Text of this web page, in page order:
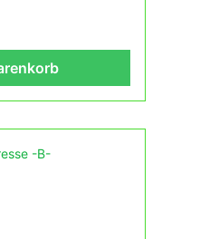
einem luftigen
bis zu 40°C
Oktober. Blüte:
September Inhalt